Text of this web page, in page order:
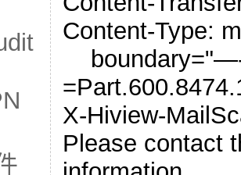
Content-Type:
X-Hiview-
Please contact